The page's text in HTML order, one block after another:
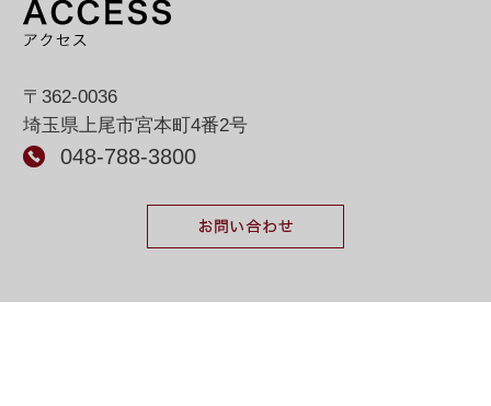
〒362-0036
埼玉県上尾市宮本町4番2号
048-788-3800